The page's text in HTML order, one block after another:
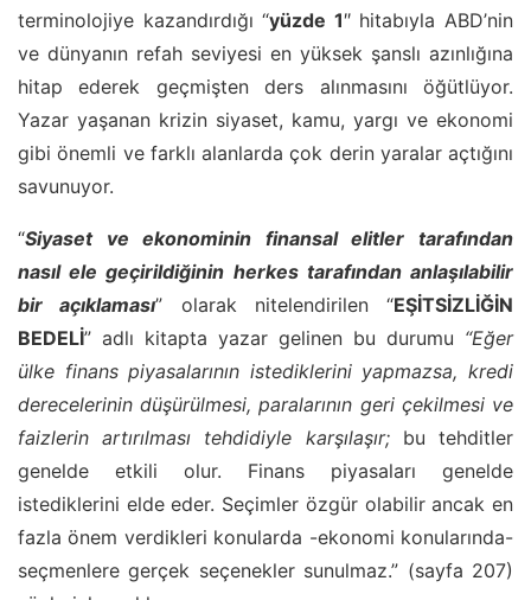
terminolojiye kazandırdığı “yüzde 1″ hitabıyla ABD’nin
ve dünyanın refah seviyesi en yüksek şanslı azınlığına
hitap ederek geçmişten ders alınmasını öğütlüyor.
Yazar yaşanan krizin siyaset, kamu, yargı ve ekonomi
gibi önemli ve farklı alanlarda çok derin yaralar açtığını
savunuyor.
“Siyaset ve ekonominin finansal elitler tarafından
nasıl ele geçirildiğinin herkes tarafından anlaşılabilir
bir açıklaması” olarak nitelendirilen “EŞİTSİZLİĞİN
BEDELİ” adlı kitapta yazar gelinen bu durumu “Eğer
ülke finans piyasalarının istediklerini yapmazsa, kredi
derecelerinin düşürülmesi, paralarının geri çekilmesi ve
faizlerin artırılması tehdidiyle karşılaşır;bu tehditler
genelde etkili olur. Finans piyasaları genelde
istediklerini elde eder. Seçimler özgür olabilir ancak en
fazla önem verdikleri konularda -ekonomi konularında-
seçmenlere gerçek seçenekler sunulmaz.” (sayfa 207)